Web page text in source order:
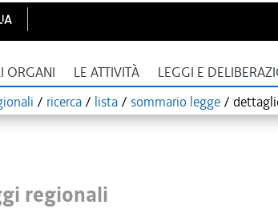
ORGANI LE ATTIVITÀ LEGGI E
/ ricerca / lista / sommario legge /
regionali